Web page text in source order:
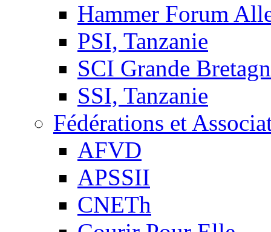
Hammer Forum
PSI, Tanzanie
SCI Grande
SSI, Tanzanie
Fédérations et
AFVD
APSSII
CNETh